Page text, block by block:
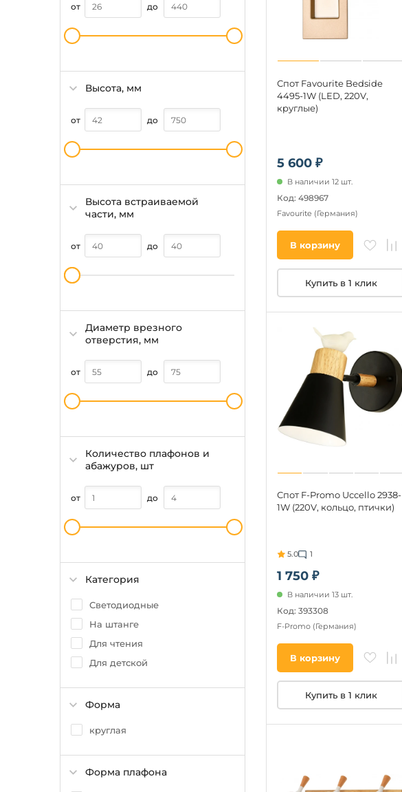
от до
Высота, мм
от до
Высота встраиваемой
части, мм
от до
Диаметр врезного
отверстия, мм
от до
Количество плафонов и
абажуров, шт
от до
Категория
Светодиодные
На штанге
Для чтения
Для детской
Форма
круглая
Форма плафона
5 600 ₽
Спот Favourite Bedside
4495-1W (LED, 220V,
круглые)
В наличии 12 шт.
Код: 498967
Favourite (Германия)
В корзину
Купить в 1 клик
1 750 ₽
Спот F-Promo Uccello 2938-
1W (220V, кольцо, птички)
5.0 1
В наличии 13 шт.
Код: 393308
F-Promo (Германия)
В корзину
Купить в 1 клик